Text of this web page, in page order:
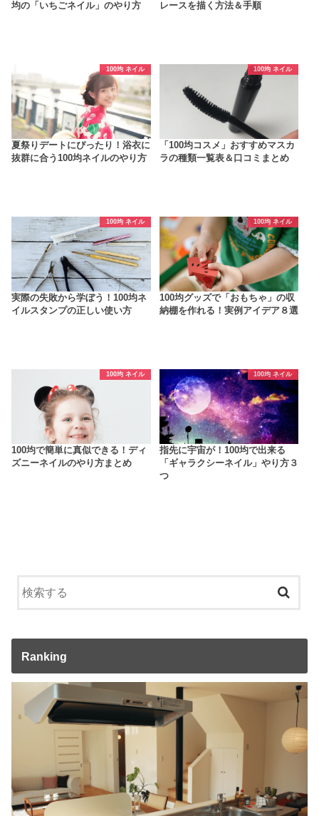
均の「いちごネイル」のやり方
レースを描く方法＆手順
100均 ネイル
夏祭りデートにぴったり！浴衣に
抜群に合う100均ネイルのやり方
100均 ネイル
「100均コスメ」おすすめマスカ
ラの種類一覧表＆口コミまとめ
100均 ネイル
実際の失敗から学ぼう！100均ネ
イルスタンプの正しい使い方
100均 ネイル
100均グッズで「おもちゃ」の収
納棚を作れる！実例アイデア８選
100均 ネイル
100均で簡単に真似できる！ディ
ズニーネイルのやり方まとめ
100均 ネイル
指先に宇宙が！100均で出来る
「ギャラクシーネイル」やり方３
つ
Ranking